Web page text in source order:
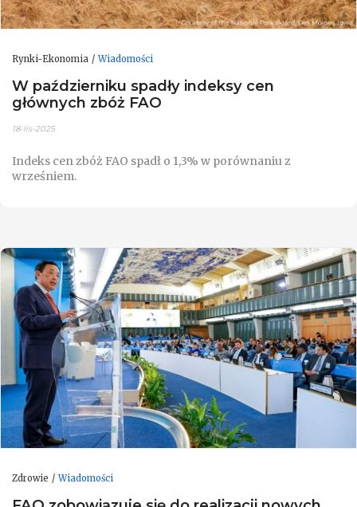
Rynki-Ekonomia Wiadomości
W październiku spadły indeksy cen
głównych zbóż FAO
18-lis-2025
Indeks cen zbóż FAO spadł o 1,3% w porównaniu z
wrześniem.
Zdrowie Wiadomości